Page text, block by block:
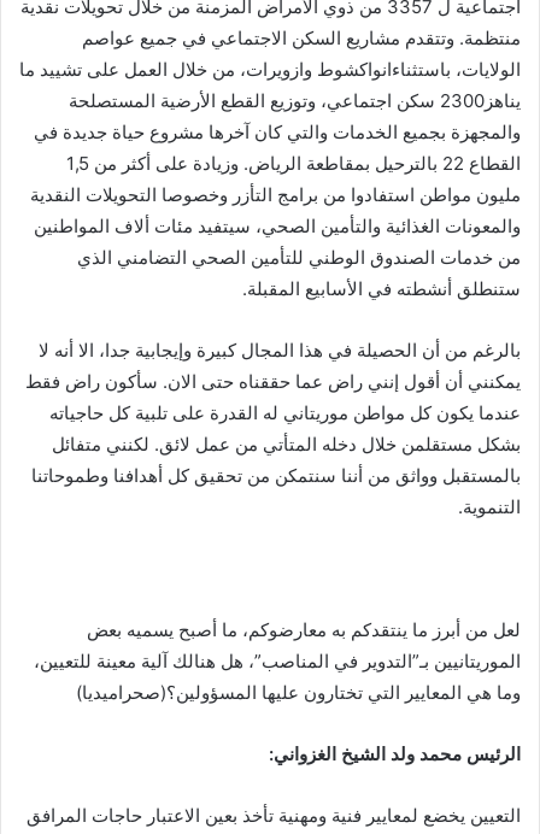
اجتماعية ل 3357 من ذوي الأمراض المزمنة من خلال تحويلات نقدية
منتظمة. وتتقدم مشاريع السكن الاجتماعي في جميع عواصم
الولايات، باستثناءانواكشوط وازويرات، من خلال العمل على تشييد ما
يناهز2300 سكن اجتماعي، وتوزيع القطع الأرضية المستصلحة
والمجهزة بجميع الخدمات والتي كان آخرها مشروع حياة جديدة في
القطاع 22 بالترحيل بمقاطعة الرياض. وزيادة على أكثر من 1,5
مليون مواطن استفادوا من برامج التأزر وخصوصا التحويلات النقدية
والمعونات الغذائية والتأمين الصحي، سيتفيد مئات ألاف المواطنين
من خدمات الصندوق الوطني للتأمين الصحي التضامني الذي
ستنطلق أنشطته في الأسابيع المقبلة.
بالرغم من أن الحصيلة في هذا المجال كبيرة وإيجابية جدا، الا أنه لا
يمكنني أن أقول إنني راض عما حققناه حتى الان. سأكون راض فقط
عندما يكون كل مواطن موريتاني له القدرة على تلبية كل حاجياته
بشكل مستقلمن خلال دخله المتأتي من عمل لائق. لكنني متفائل
بالمستقبل وواثق من أننا سنتمكن من تحقيق كل أهدافنا وطموحاتنا
التنموية.
لعل من أبرز ما ينتقدكم به معارضوكم، ما أصبح يسميه بعض
الموريتانيين بـ”التدوير في المناصب”، هل هنالك آلية معينة للتعيين،
وما هي المعايير التي تختارون عليها المسؤولين؟(صحراميديا)
الرئيس محمد ولد الشيخ الغزواني:
‎التعيين يخضع لمعايير فنية ومهنية تأخذ بعين الاعتبار حاجات المرافق